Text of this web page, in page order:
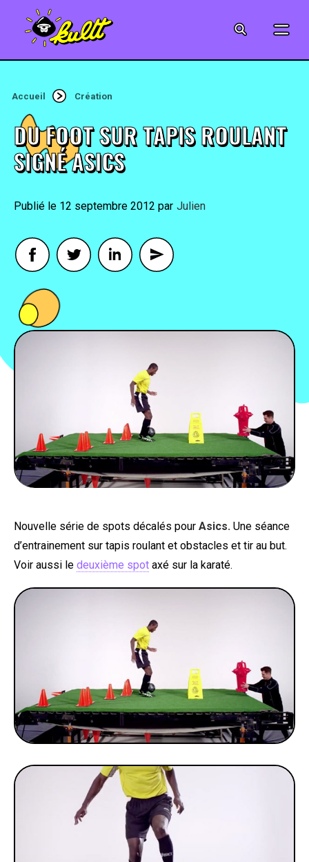
MUSIQUE
JEUX-VIDÉO
FOOD
BONS PLANS
SOUTENEZ KULTT
Accueil Création
DU FOOT SUR TAPIS ROULANT
SIGNÉ ASICS
12 septembre 2012 By Julien
Nouvelle série de spots décalés pour Asics. Une séance
d’entrainement sur tapis roulant et obstacles et tir au but.
Voir aussi le deuxième spot axé sur la karaté.